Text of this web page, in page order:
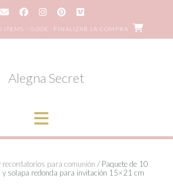
ITEMS - 0,00€ FINALIZAR LA COMPRA
recordatorios para comunión / Paquete de 10
y solapa redonda para invitación 15×21 cm